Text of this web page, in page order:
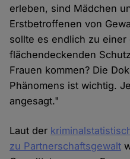
erleben, sind Mädchen
Erstbetroffenen von
sollte es endlich zu
flächendeckenden
Frauen kommen? Die
Phänomens ist wichtig.
angesagt."
Laut der
zu Partnerschaftsgewalt